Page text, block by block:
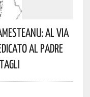
Al Via
Al Padre